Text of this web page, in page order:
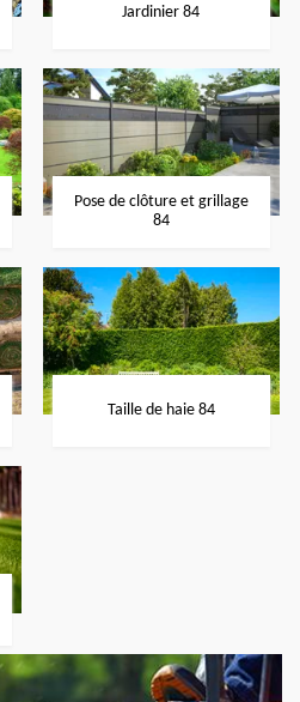
Jardinier 84
Pose de clôture et grillage
84
Taille de haie 84